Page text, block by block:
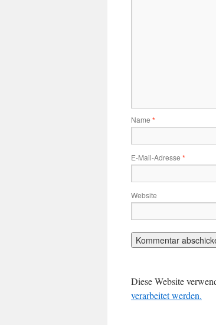
Name *
E-Mail-Adresse *
Website
Diese Website
verarbeitet werden.